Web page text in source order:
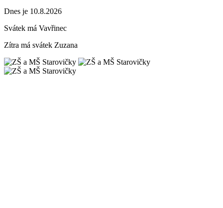
Dnes je 10.8.2026
Svátek má Vavřinec
Zítra má svátek Zuzana